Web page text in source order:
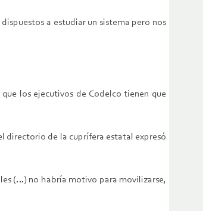
a estudiar un sistema pero nos
los ejecutivos de Codelco tienen que
directorio de la cuprífera estatal expresó
(…) no habría motivo para movilizarse,